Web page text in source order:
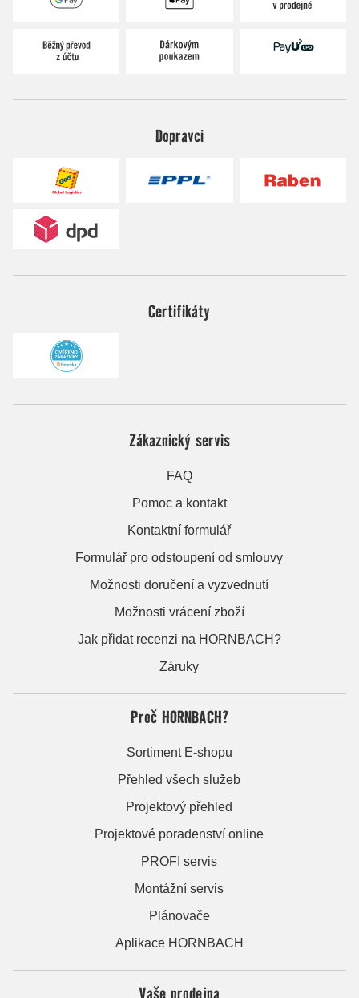
Dopravci
Certifikáty
Zákaznický servis
FAQ
Pomoc a kontakt
Kontaktní formulář
Formulář pro odstoupení od smlouvy
Možnosti doručení a vyzvednutí
Možnosti vrácení zboží
Jak přidat recenzi na HORNBACH?
Záruky
Proč HORNBACH?
Sortiment E-shopu
Přehled všech služeb
Projektový přehled
Projektové poradenství online
PROFI servis
Montážní servis
Plánovače
Aplikace HORNBACH
Vaše prodejna